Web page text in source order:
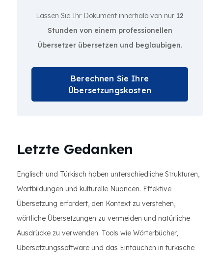
Lassen Sie Ihr Dokument innerhalb von nur 12
Stunden von einem professionellen
Übersetzer übersetzen und beglaubigen.
Berechnen Sie Ihre
Übersetzungskosten
Letzte Gedanken
Englisch und Türkisch haben unterschiedliche Strukturen,
Wortbildungen und kulturelle Nuancen. Effektive
Übersetzung erfordert, den Kontext zu verstehen,
wörtliche Übersetzungen zu vermeiden und natürliche
Ausdrücke zu verwenden. Tools wie Wörterbücher,
Übersetzungssoftware und das Eintauchen in türkische